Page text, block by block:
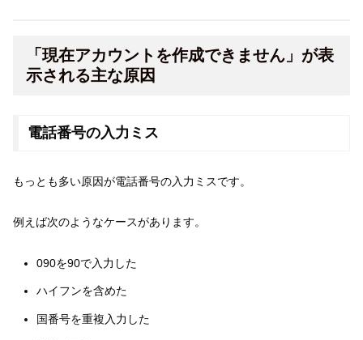
「現在アカウントを作成できません」が表
示される主な原因
電話番号の入力ミス
もっとも多い原因が電話番号の入力ミスです。
例えば次のようなケースがあります。
090を90で入力した
ハイフンを含めた
国番号を重複入力した